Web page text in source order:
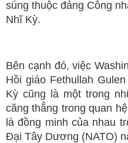
súng thuộc đảng Công
Nhĩ Kỳ.
Bên cạnh đó, việc
Hồi giáo Fethullah
Kỳ cũng là một trong
căng thẳng trong quan
là đồng minh của nhau
Đại Tây Dương (NATO)